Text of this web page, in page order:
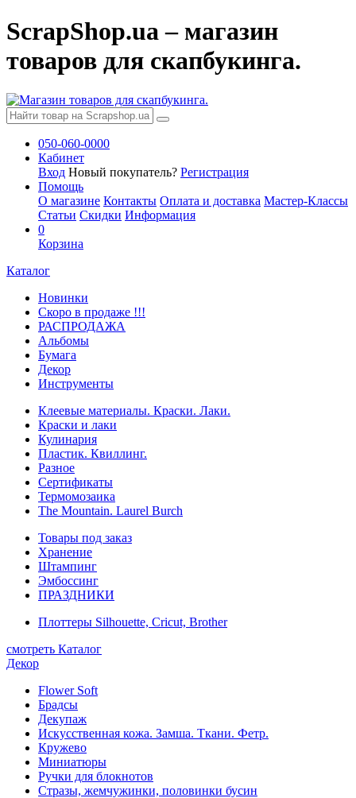
ScrapShop.ua – магазин
товаров для скапбукинга.
050-060-0000
Кабинет
Вход Новый покупатель? Регистрация
Помощь
О магазине Контакты Оплата и доставка Мастер-Классы
Статьи Скидки Информация
0
Корзина
Каталог
Новинки
Скоро в продаже !!!
РАСПРОДАЖА
Альбомы
Бумага
Декор
Инструменты
Клеевые материалы. Краски. Лаки.
Краски и лаки
Кулинария
Пластик. Квиллинг.
Разное
Сертификаты
Термомозаика
The Mountain. Laurel Burch
Товары под заказ
Хранение
Штампинг
Эмбоссинг
ПРАЗДНИКИ
Плоттеры Silhouette, Cricut, Brother
смотреть Каталог
Декор
Flower Soft
Брадсы
Декупаж
Искусственная кожа. Замша. Ткани. Фетр.
Кружево
Миниатюры
Ручки для блокнотов
Стразы, жемчужинки, половинки бусин